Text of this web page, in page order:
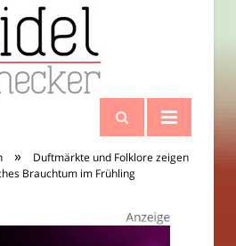
»
Duftmärkte und Folklore zeigen
Brauchtum im Frühling